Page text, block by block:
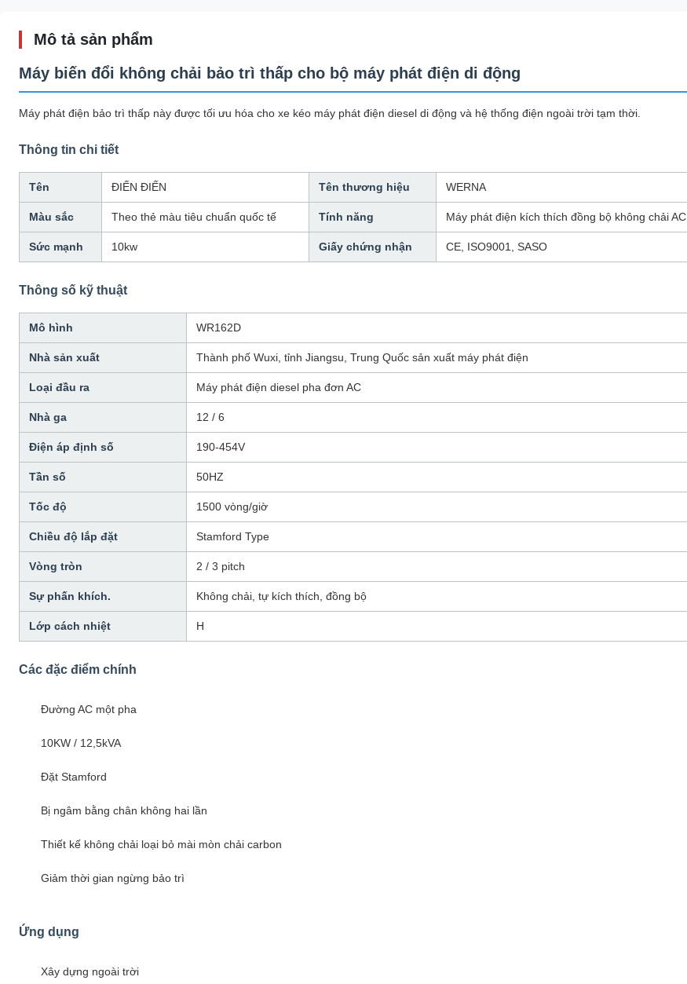
Mô tả sản phẩm
Máy biến đổi không chải bảo trì thấp cho bộ máy phát điện di động
Máy phát điện bảo trì thấp này được tối ưu hóa cho xe kéo máy phát điện diesel di động và hệ thống điện ngoài trời tạm thời.
Thông tin chi tiết
Tên ĐIẾN ĐIẾN Tên thương hiệu WERNA
Màu sắc Theo thẻ màu tiêu chuẩn quốc tế Tính năng Máy phát điện kích thích đồng bộ không chải AC
Sức mạnh 10kw Giấy chứng nhận CE, ISO9001, SASO
Thông số kỹ thuật
Mô hình WR162D
Nhà sản xuất Thành phố Wuxi, tỉnh Jiangsu, Trung Quốc sản xuất máy phát điện
Loại đầu ra Máy phát điện diesel pha đơn AC
Nhà ga 12 / 6
Điện áp định số 190-454V
Tần số 50HZ
Tốc độ 1500 vòng/giờ
Chiều độ lắp đặt Stamford Type
Vòng tròn 2 / 3 pitch
Sự phấn khích. Không chải, tự kích thích, đồng bộ
Lớp cách nhiệt H
Các đặc điểm chính
Đường AC một pha
10KW / 12,5kVA
Đặt Stamford
Bị ngâm bằng chân không hai lần
Thiết kế không chải loại bỏ mài mòn chải carbon
Giảm thời gian ngừng bảo trì
Ứng dụng
Xây dựng ngoài trời